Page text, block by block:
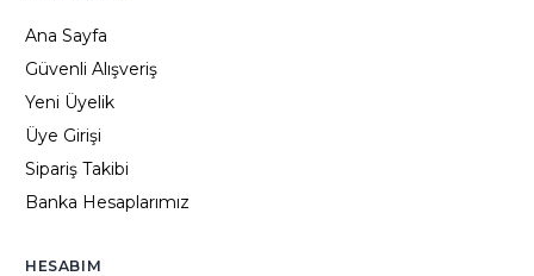
Ana Sayfa
Güvenli Alışveriş
Yeni Üyelik
Üye Girişi
Sipariş Takibi
Banka Hesaplarımız
HESABIM